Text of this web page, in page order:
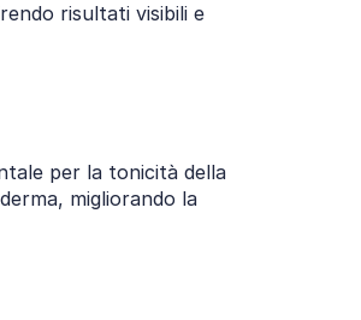
risultati visibili e
per la tonicità della
migliorando la